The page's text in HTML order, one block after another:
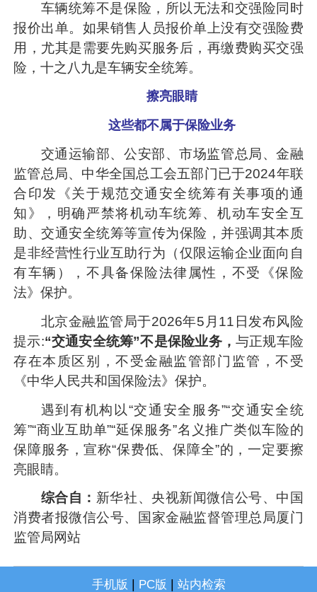
车辆统筹不是保险，所以无法和交强险同时
报价出单。如果销售人员报价单上没有交强险费
用，尤其是需要先购买服务后，再缴费购买交强
险，十之八九是车辆安全统筹。
擦亮眼睛
这些都不属于保险业务
交通运输部、公安部、市场监管总局、金融
监管总局、中华全国总工会五部门已于2024年联
合印发《关于规范交通安全统筹有关事项的通
知》，明确严禁将机动车统筹、机动车安全互
助、交通安全统筹等宣传为保险，并强调其本质
是非经营性行业互助行为（仅限运输企业面向自
有车辆），不具备保险法律属性，不受《保险
法》保护。
北京金融监管局于2026年5月11日发布风险
提示:“交通安全统筹”不是保险业务， 与正规车险
存在本质区别，不受金融监管部门监管，不受
《中华人民共和国保险法》保护。
遇到有机构以“交通安全服务”“交通安全统
筹”“商业互助单”“延保服务”名义推广类似车险的
保障服务，宣称“保费低、保障全”的，一定要擦
亮眼睛。
综合自： 新华社、央视新闻微信公号、中国
消费者报微信公号、国家金融监督管理总局厦门
监管局网站
手机版 | PC版 | 站内检索